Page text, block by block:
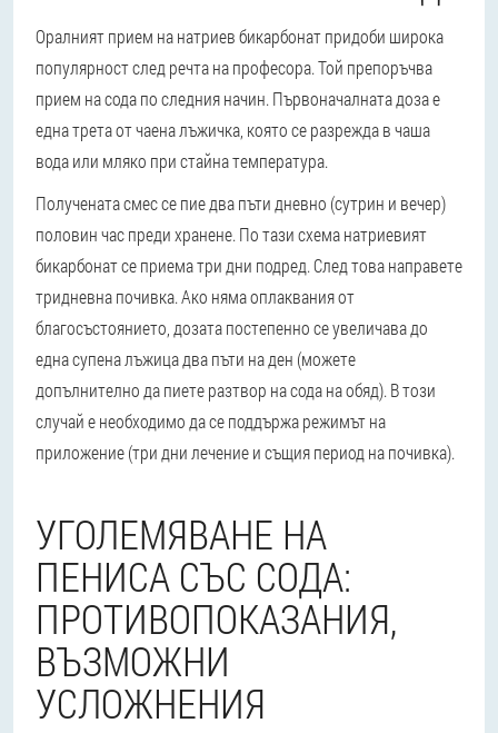
Оралният прием на натриев бикарбонат придоби широка
популярност след речта на професора. Той препоръчва
прием на сода по следния начин. Първоначалната доза е
една трета от чаена лъжичка, която се разрежда в чаша
вода или мляко при стайна температура.
Получената смес се пие два пъти дневно (сутрин и вечер)
половин час преди хранене. По тази схема натриевият
бикарбонат се приема три дни подред. След това направете
тридневна почивка. Ако няма оплаквания от
благосъстоянието, дозата постепенно се увеличава до
една супена лъжица два пъти на ден (можете
допълнително да пиете разтвор на сода на обяд). В този
случай е необходимо да се поддържа режимът на
приложение (три дни лечение и същия период на почивка).
УГОЛЕМЯВАНЕ НА
ПЕНИСА СЪС СОДА:
ПРОТИВОПОКАЗАНИЯ,
ВЪЗМОЖНИ
УСЛОЖНЕНИЯ